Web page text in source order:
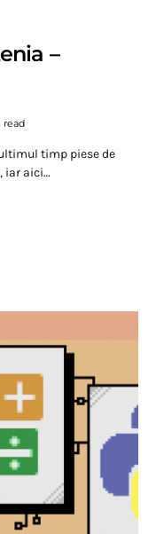
–
read
timp piese de
iar aici…